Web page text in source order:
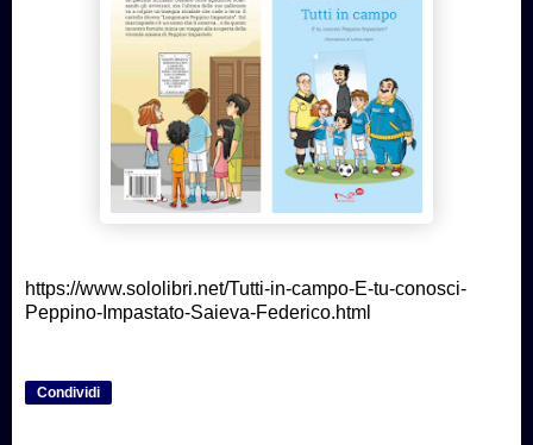
https://www.sololibri.net/Tutti-in-campo-E-tu-conosci-
Peppino-Impastato-Saieva-Federico.html
Condividi